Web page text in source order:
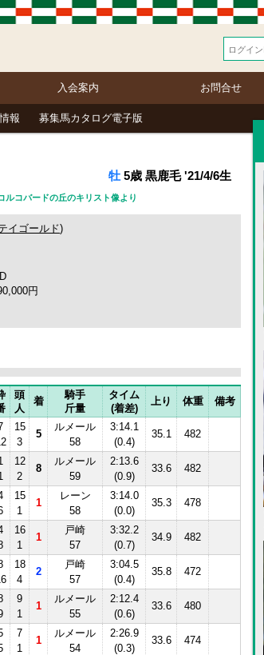
入会案内 お問合せ
報 募集馬カタログ電子版
牡 5歳 黒鹿毛 '21/4/6生
コバードの丘のキリスト像より
イゴールド)
円
頭
人
着
騎手
斤量
タイム
(着差)
上り 体重 備考
15
3
5
ルメール
58
3:14.1
(0.4)
35.1 482
12
2
8
ルメール
59
2:13.6
(0.9)
33.6 482
15
1
1
レーン
58
3:14.0
(0.0)
35.3 478
16
1
1
戸崎
57
3:32.2
(0.7)
34.9 482
18
4
2
戸崎
57
3:04.5
(0.4)
35.8 472
9
1
1
ルメール
55
2:12.4
(0.6)
33.6 480
7
1
1
ルメール
54
2:26.9
(0.3)
33.6 474